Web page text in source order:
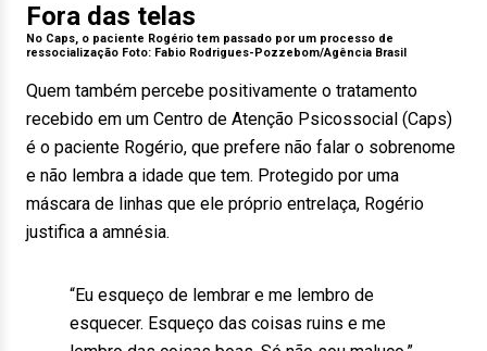
Fora das telas
No Caps, o paciente Rogério tem passado por um processo de
ressocialização Foto: Fabio Rodrigues-Pozzebom/Agência Brasil
Quem também percebe positivamente o tratamento
recebido em um Centro de Atenção Psicossocial (Caps)
é o paciente Rogério, que prefere não falar o sobrenome
e não lembra a idade que tem. Protegido por uma
máscara de linhas que ele próprio entrelaça, Rogério
justifica a amnésia.
“Eu esqueço de lembrar e me lembro de
esquecer. Esqueço das coisas ruins e me